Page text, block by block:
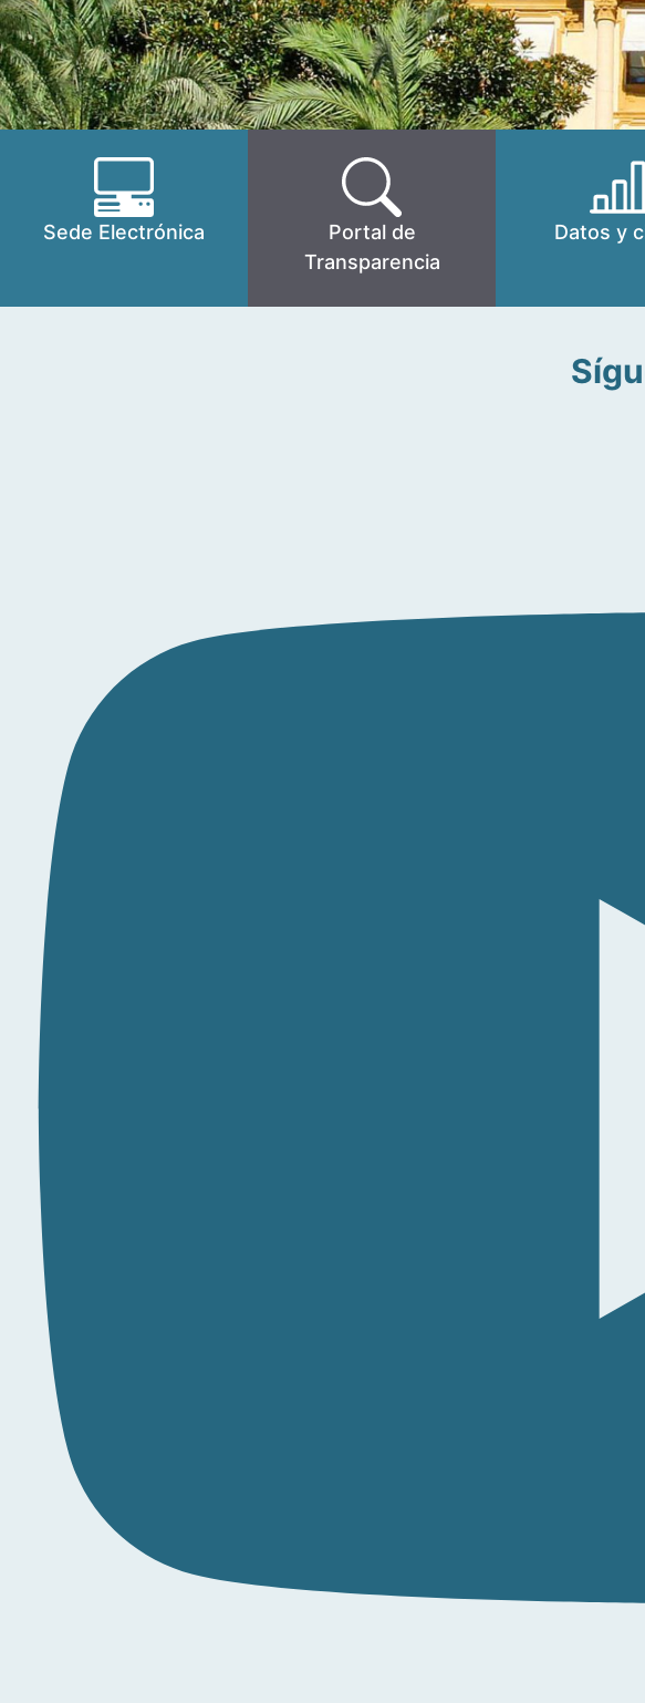
Sede Electrónica
Portal de
Transparencia
Datos y